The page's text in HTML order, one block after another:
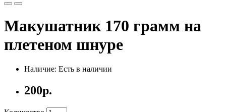
Макушатник 170 грамм на
плетеном шнуре
Наличие: Есть в наличии
200р.